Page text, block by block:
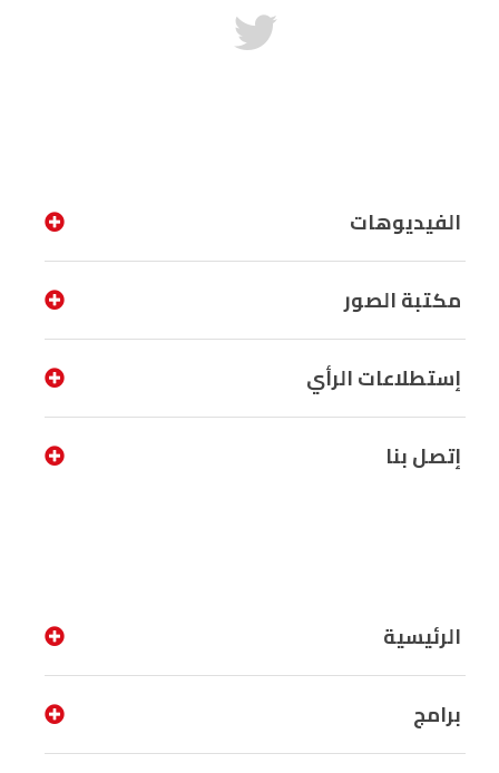
الفيديوهات
مكتبة الصور
إستطلاعات الرأي
إتصل بنا
الرئيسية
برامج